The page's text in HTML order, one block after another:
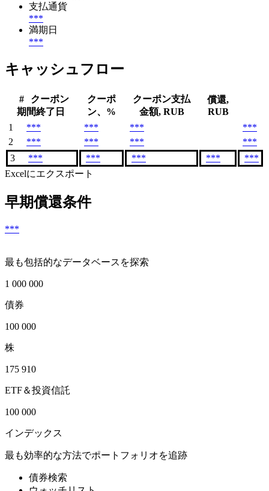
支払通貨
***
満期日
***
キャッシュフロー
#
クーポン
期間終了日
クーポ
ン、%
クーポン支払
金額, RUB
償還,
RUB
1
*** *** ***
***
2
*** *** ***
***
3
*** *** *** ***
***
Excelにエクスポート
早期償還条件
***
最も包括的なデータベースを探索
1 000 000
債券
100 000
株
175 910
ETF＆投資信託
100 000
インデックス
最も効率的な方法でポートフォリオを追跡
債券検索